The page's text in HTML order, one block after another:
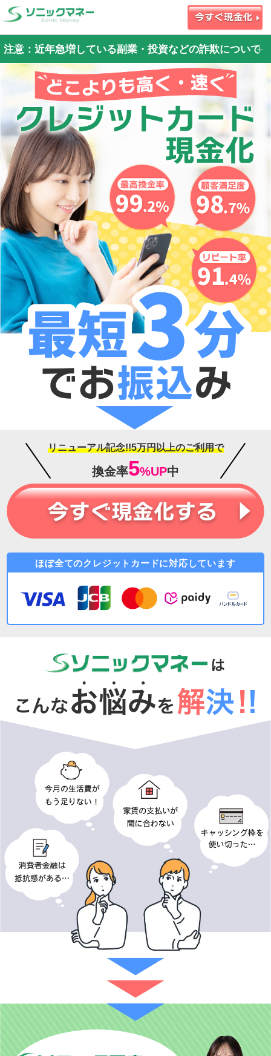
注意：近年急増している副業・投資などの詐欺について
・X（旧Twitter）・Instagram・投資サイト・副業サイト等で資金を調達するため
に弊社お申込みフォームを案内された
・当サイトの利用に際して身分証やクレジットカードの偽造をして申込をする
等、大変悪質な事案が発生しております。
資金調達のために弊社を紹介された場合は詐欺の可能性が高いです
※弊社は投資や副業関連の業者とは一切関わりはありません
今後も悪質性の高い事案が、弊社で発生した場合は
警察からの捜査協力依頼には全面的に協力させて頂きます。
申込者本人に犯罪の認識がなくても行動に移すだけでも、犯罪加害者として取り
扱われ、刑事・民事両面での責任を負う事になります。
ご自身が加害者にならないため、詐欺行為への加担は絶対におやめください！！
リニューアル記念!!5万円以上のご利用で
換金率5%UP中
ほぼ全てのクレジットカードに対応しています